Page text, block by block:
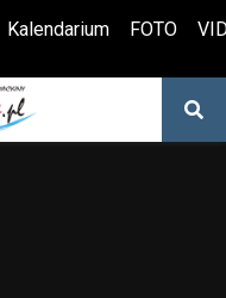
Kalendarium FOTO